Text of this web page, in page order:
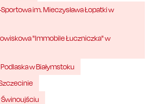
im. Mieczysława Łopatki w
"Immobile Łuczniczka" w
w Białymstoku